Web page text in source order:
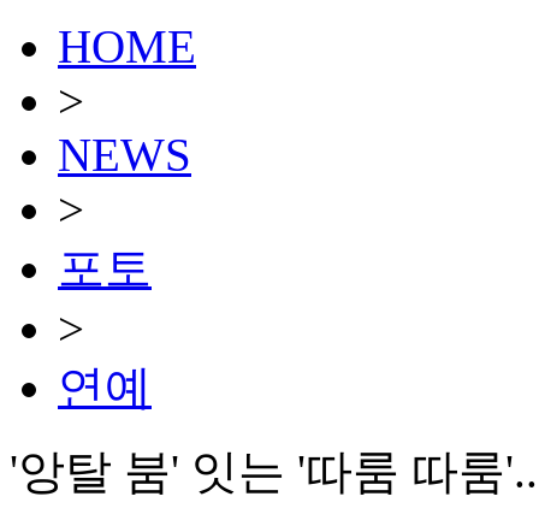
HOME
>
NEWS
>
포토
>
연예
'앙탈 붐' 잇는 '따룸 따룸